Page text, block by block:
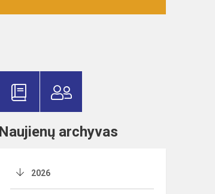
Naujienų archyvas
2026